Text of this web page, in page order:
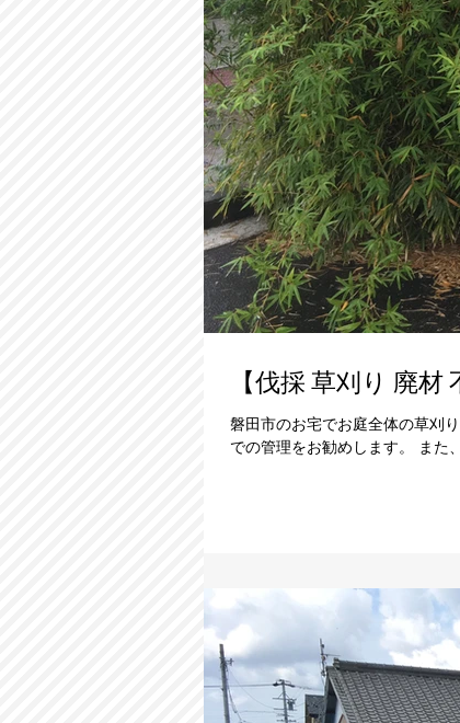
【伐採 草刈り 廃
磐田市のお宅でお庭全体の草刈
での管理をお勧めします。 また